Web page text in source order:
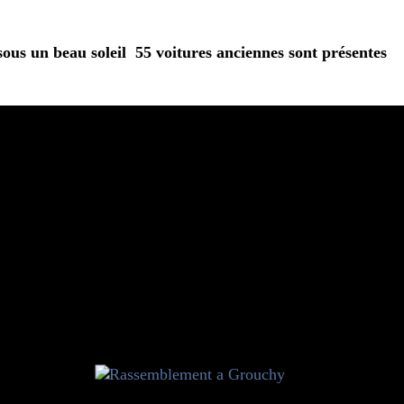
un beau soleil 55 voitures anciennes sont présentes